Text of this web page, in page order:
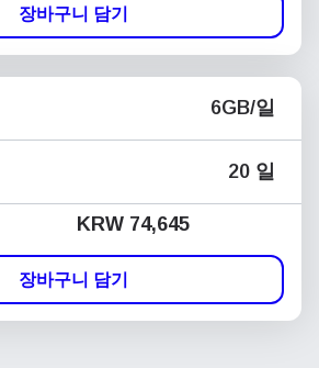
장바구니 담기
6GB/일
20 일
KRW 74,645
장바구니 담기